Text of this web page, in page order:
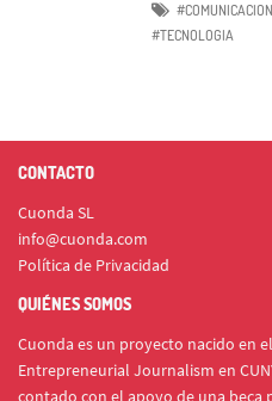
#COMUNICACION
#TECNOLOGIA
CONTACTO
Cuonda SL
info@cuonda.com
Política de Privacidad
QUIÉNES SOMOS
Cuonda es un proyecto nacido en
Entrepreneurial Journalism en
contado con el apoyo de una beca